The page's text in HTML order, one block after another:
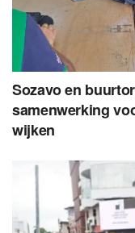
Sozavo en
samenwerking
wijken